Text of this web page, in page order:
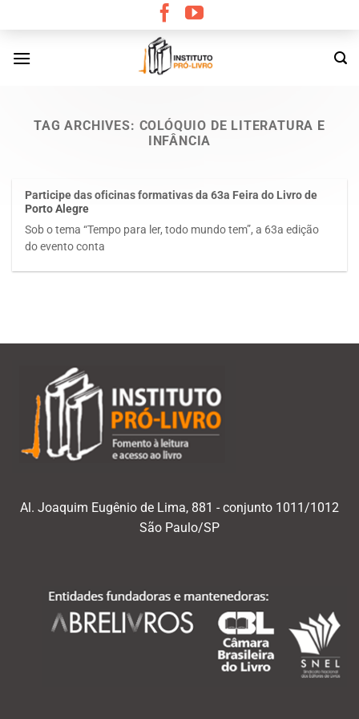
content
TAG ARCHIVES: COLÓQUIO DE LITERATURA E
INFÂNCIA
Participe das oficinas formativas da 63a Feira do Livro de
Porto Alegre
Sob o tema “Tempo para ler, todo mundo tem”, a 63a edição
do evento conta
Al. Joaquim Eugênio de Lima, 881 - conjunto 1011/1012
São Paulo/SP